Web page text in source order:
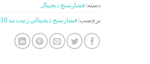
دسته:فشارسنج دیجیتال
برچسب:فشارسنج دیجیتالی زنیت مد LD-518